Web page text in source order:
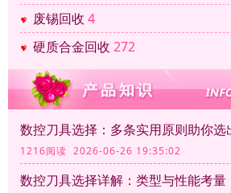
废锡回收 4
硬质合金回收 272
数控刀具选择：多条实用原则助你选
1216阅读 2026-06-26 19:35:02
数控刀具选择详解：类型与性能考量